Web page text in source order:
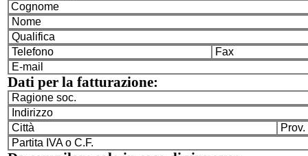
Cognome
Nome
Qualifica
Telefono
Fax
E-mail
Dati per la fatturazione:
Ragione soc.
Indirizzo
Città
Prov.
Partita IVA o C.F.